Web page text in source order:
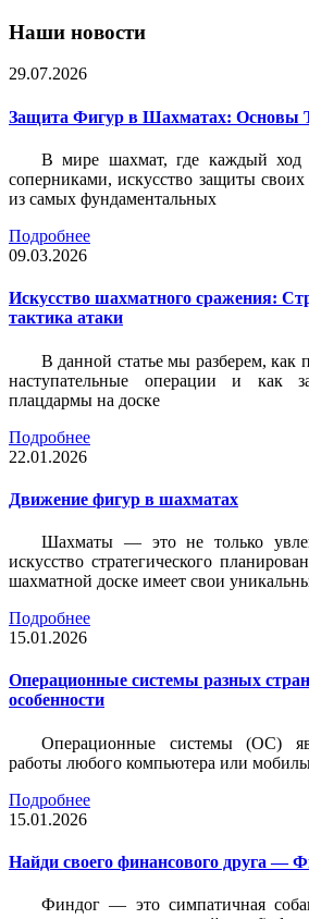
Наши новости
29.07.2026
Защита Фигур в Шахматах: Основы
В мире шахмат, где каждый
соперниками, искусство защиты
из самых фундаментальных
Подробнее
09.03.2026
Искусство шахматного сражения:
тактика атаки
В данной статье мы разберем, как
наступательные операции и как
плацдармы на доске
Подробнее
22.01.2026
Движение фигур в шахматах
Шахматы — это не только
искусство стратегического
шахматной доске имеет свои
Подробнее
15.01.2026
Операционные системы разных
особенности
Операционные системы (ОС)
работы любого компьютера или
Подробнее
15.01.2026
Найди своего финансового друга —
Финдог — это симпатичная